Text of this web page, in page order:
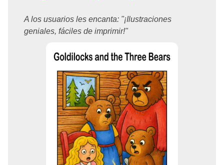
A los usuarios les encanta: "¡Ilustraciones
geniales, fáciles de imprimir!"